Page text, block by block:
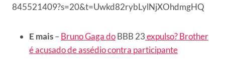
845521409?s=20&t=Uwkd82rybLylNjXOhdmgHQ
E mais– Bruno Gaga doBBB 23expulso? Brother
é acusado de assédio contra participante